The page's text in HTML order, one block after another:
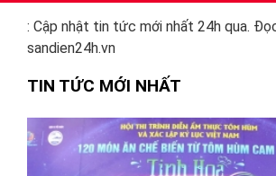
: Cập nhật tin tức mới nhất 24h qua.
sandien24h.vn
TIN TỨC MỚI NHẤT